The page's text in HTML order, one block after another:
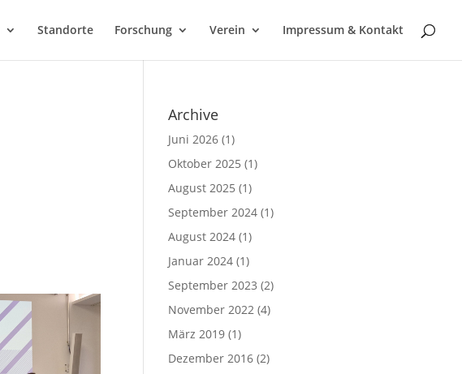
Standorte Forschung Verein Impressum & Kontakt
Archive
Juni 2026(1)
Oktober 2025 (1)
August 2025 (1)
September 2024(1)
August 2024(1)
Januar 2024(1)
September 2023 (2)
November 2022(4)
März 2019(1)
Dezember 2016(2)